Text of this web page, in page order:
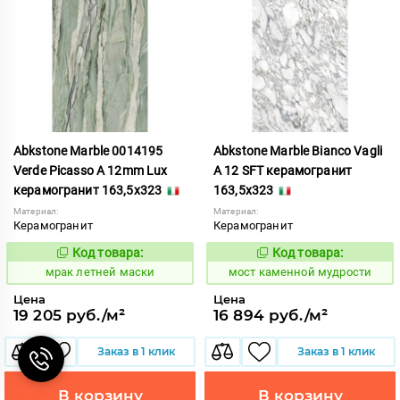
Abkstone Marble 0014195
Verde Picasso A 12mm Lux
керамогранит 163,5x323
Материал:
Керамогранит
1052797
Код товара:
мрак летней маски
Цена
19 205 руб./м²
Заказ в 1 клик
В корзину
Abkstone Marble Bianco Vagli
A 12 SFT керамогранит
163,5x323
Материал:
Керамогранит
1020305
Код товара:
мост каменной мудрости
Цена
16 894 руб./м²
Заказ в 1 клик
В корзину